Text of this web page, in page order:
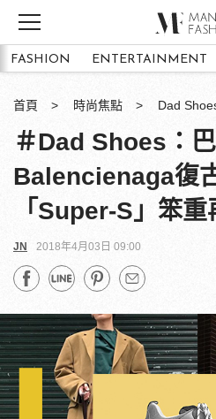
FASHION ENTERTAINMENT
首頁 時尚焦點 Dad
＃Dad Shoes：
Balencienaga復
「Super-S」笨重
JN 2018年4月03日 09:00